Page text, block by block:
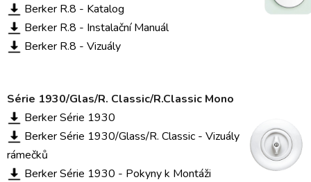
Berker R.8 - Katalog
Berker R.8 - Instalační Manuál
Berker R.8 - Vizuály
Série 1930/Glas/R. Classic/R.Classic Mono
Berker Série 1930
Berker Série 1930/Glass/R. Classic - Vizuály
rámečků
Berker Série 1930 - Pokyny k Montáži